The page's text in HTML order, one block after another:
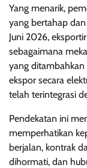
Yang menarik,
yang bertahap dan
Juni 2026,
sebagaimana
yang
ekspor secara
telah terintegrasi
Pendekatan ini
memperhatikan
berjalan, kontrak
dihormati, dan